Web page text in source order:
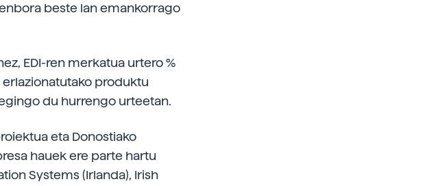
beste lan emankorrago
EDI-ren merkatua urtero %
erlazionatutako produktu
du hurrengo urteetan.
eta Donostiako
hauek ere parte hartu
Systems (Irlanda), Irish